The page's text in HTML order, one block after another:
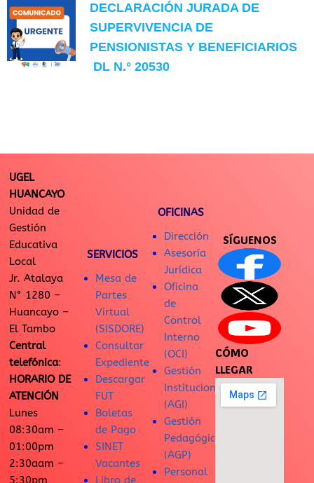
DECLARACIÓN JURADA DE
SUPERVIVENCIA DE
PENSIONISTAS Y BENEFICIARIOS
DL N.° 20530
UGEL
HUANCAYO
Unidad de
Gestión
Educativa
Local
Jr. Atalaya
N° 1280 –
Huancayo –
El Tambo
Central
telefónica:
HORARIO DE
ATENCIÓN
Lunes
08:30am –
01:00pm
2:30aam –
5:30pm
SERVICIOS
Mesa de
Partes
Virtual
(SISDORE)
Consultar
Expediente
Descargar
FUT
Boletas
de Pago
SINET
Vacantes
Libro de
OFICINAS
Dirección
Asesoría
Jurídica
Oficina
de
Control
Interno
(OCI)
Gestión
Institucional
(AGI)
Gestión
Pedagógica
(AGP)
Personal
SÍGUENOS
CÓMO
LLEGAR